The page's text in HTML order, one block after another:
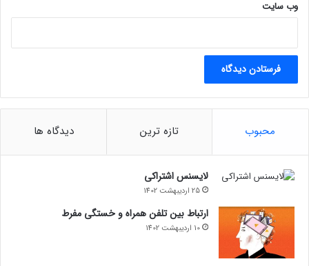
احساسات مثبت و منفی
وب‌ سایت
محبوب تازه ترین دیدگاه ها
لایسنس اشتراکی
25 اردیبهشت 1402
ارتباط بین تلفن همراه و خستگی مفرط
10 اردیبهشت 1402